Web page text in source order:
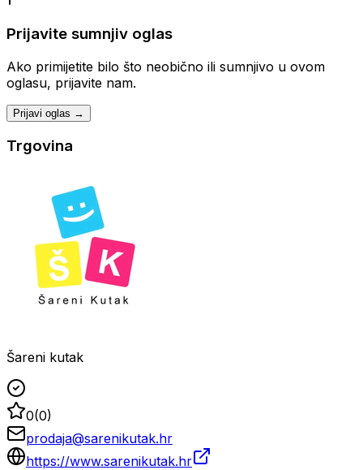
Prijavite sumnjiv oglas
Ako primijetite bilo što neobično ili sumnjivo u ovom
oglasu, prijavite nam.
Prijavi oglas →
Trgovina
Šareni kutak
0(0)
prodaja@sarenikutak.hr
https://www.sarenikutak.hr